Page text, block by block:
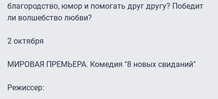
благородство, юмор и помогать друг другу? Победит
ли волшебство любви?
2 октября
МИРОВАЯ ПРЕМЬЕРА. Комедия "8 новых свиданий"
Режиссер: